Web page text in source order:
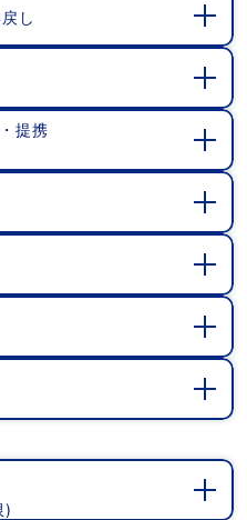
し
提携
)